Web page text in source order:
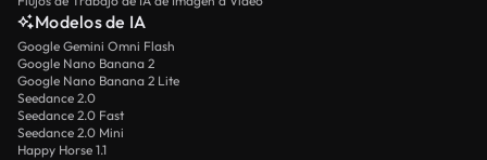
Modelos de IA
Google Gemini Omni Flash
Google Nano Banana 2
Google Nano Banana 2 Lite
Seedance 2.0
Seedance 2.0 Fast
Seedance 2.0 Mini
Happy Horse 1.1